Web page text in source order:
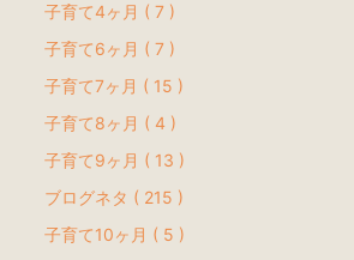
子育て4ヶ月 ( 7 )
子育て6ヶ月 ( 7 )
子育て7ヶ月 ( 15 )
子育て8ヶ月 ( 4 )
子育て9ヶ月 ( 13 )
ブログネタ ( 215 )
子育て10ヶ月 ( 5 )